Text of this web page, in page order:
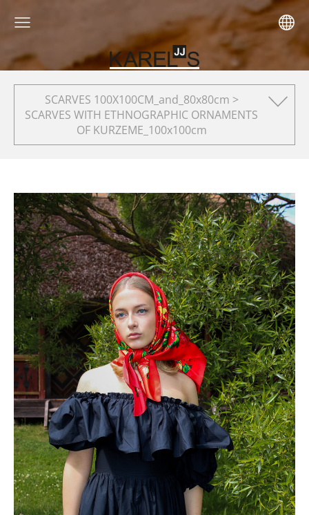
SCARVES 100X100CM_and_80x80cm >
SCARVES WITH ETHNOGRAPHIC ORNAMENTS
OF KURZEME_100x100cm